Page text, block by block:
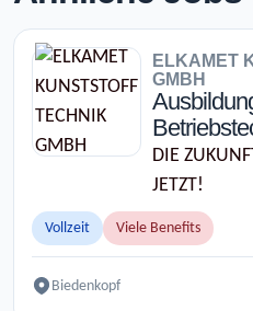
ELKAMET
GMBH
DIE
JETZT!
Vollzeit Viele Benefits
Biedenkopf